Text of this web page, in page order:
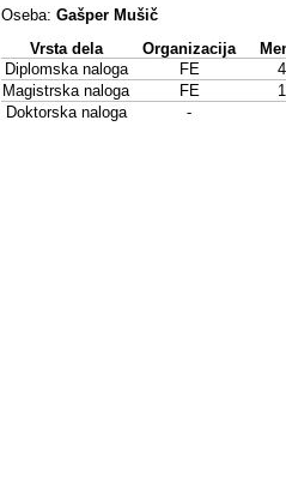
Oseba: Gašper Mušič
Vrsta dela
Organizacija
Diplomska naloga
FE
Magistrska naloga
FE
Doktorska naloga
-